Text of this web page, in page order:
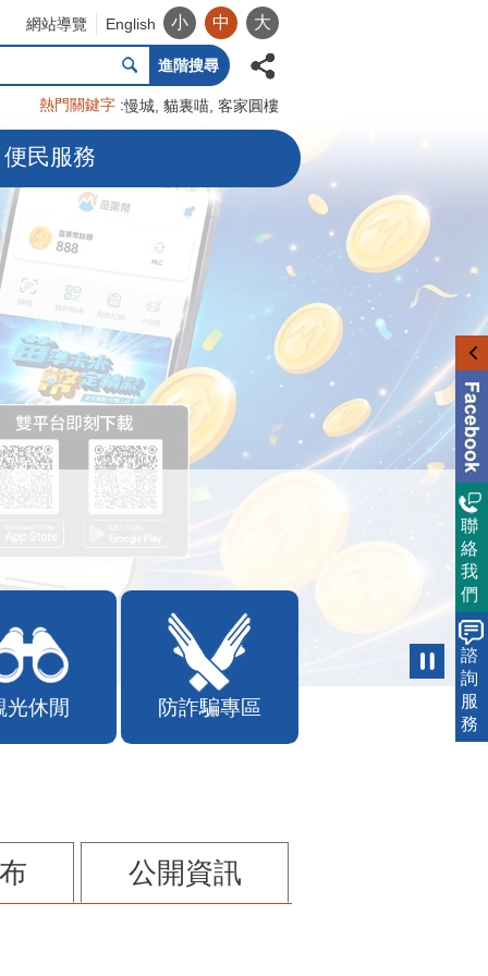
網站導覽 English 小 中 大
進階搜尋
熱門關鍵字 慢城 貓裏喵 客家圓樓
便民服務
光休閒 防詐騙專區
公開資訊
聯
絡
我
們
諮
詢
服
務